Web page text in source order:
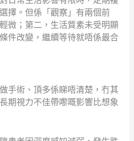
擇。但係「觀察」有兩個前
微；第二，生活質素未受明顯
件改變，繼續等待就唔係最合
手術、頂多係睇唔清楚，冇其
期視力不佳帶嚟嘅影響比想象